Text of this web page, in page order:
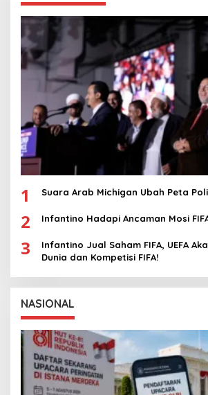
1 Suara Arab Michigan Ubah Peta
2 Infantino Hadapi Ancaman Mosi
3
Infantino Jual Saham FIFA, UEFA
Dunia dan Kompetisi FIFA!
NASIONAL